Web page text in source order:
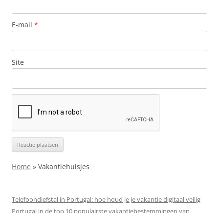
E-mail *
Site
Home » Vakantiehuisjes
Telefoondiefstal in Portugal: hoe houd je je vakantie digitaal veilig
Portugal in de top 10 populairste vakantiebestemmingen van